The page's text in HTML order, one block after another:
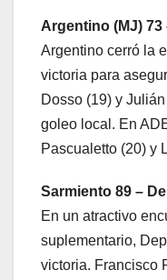
Argentino (MJ) 73
Argentino cerró la
victoria para
Dosso (19) y
goleo local. En
Pascualetto (20) y
Sarmiento 89 –
En un atractivo
suplementario,
victoria. Francisco